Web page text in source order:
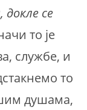
докле се
то је
службе, и
то
душама,